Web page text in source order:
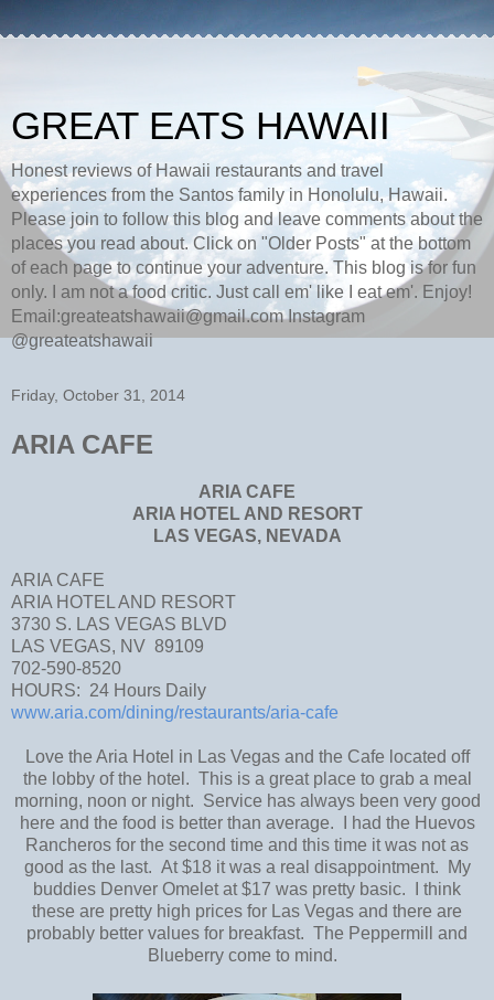
GREAT EATS HAWAII
Honest reviews of Hawaii restaurants and travel
experiences from the Santos family in Honolulu, Hawaii.
Please join to follow this blog and leave comments about the
places you read about. Click on "Older Posts" at the bottom
of each page to continue your adventure. This blog is for fun
only. I am not a food critic. Just call em' like I eat em'. Enjoy!
Email:greateatshawaii@gmail.com Instagram
@greateatshawaii
Friday, October 31, 2014
ARIA CAFE
ARIA CAFE
ARIA HOTEL AND RESORT
LAS VEGAS, NEVADA
ARIA CAFE
ARIA HOTEL AND RESORT
3730 S. LAS VEGAS BLVD
LAS VEGAS, NV 89109
702-590-8520
HOURS: 24 Hours Daily
www.aria.com/dining/restaurants/aria-cafe
Love the Aria Hotel in Las Vegas and the Cafe located off
the lobby of the hotel. This is a great place to grab a meal
morning, noon or night. Service has always been very good
here and the food is better than average. I had the Huevos
Rancheros for the second time and this time it was not as
good as the last. At $18 it was a real disappointment. My
buddies Denver Omelet at $17 was pretty basic. I think
these are pretty high prices for Las Vegas and there are
probably better values for breakfast. The Peppermill and
Blueberry come to mind.